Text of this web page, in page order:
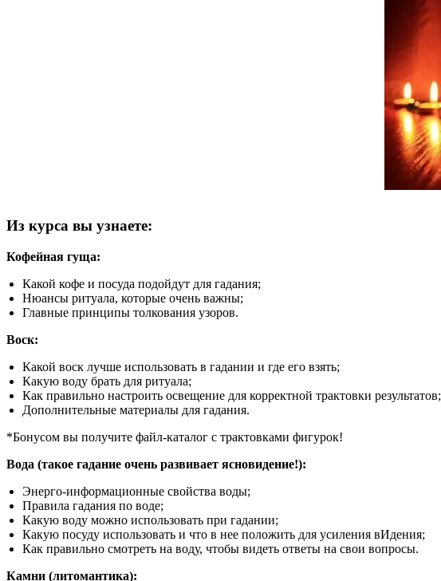
Из курса вы узнаете:
Кофейная гуща:
Какой кофе и посуда подойдут для гадания;
Нюансы ритуала, которые очень важны;
Главные принципы толкования узоров.
Воск:
Какой воск лучше использовать в гадании и где его взять;
Какую воду брать для ритуала;
Как правильно настроить освещение для корректной трактовки результатов;
Дополнительные материалы для гадания.
*Бoнусом вы получите файл-каталог с трактовками фигурок!
Вода (такое гадание очень развивает ясновидение!):
Энерго-информационные свойства воды;
Правила гадания по воде;
Какую воду можно использовать при гадании;
Какую посуду использовать и что в нее положить для усиления вИдения;
Как правильно смотреть на воду, чтобы видеть ответы на свои вопросы.
Камни (литомантика):